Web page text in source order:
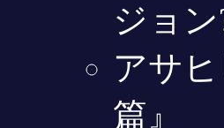
ジョン
アサ
篇』